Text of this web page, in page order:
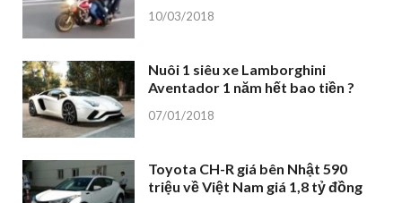
10/03/2018
Nuôi 1 siêu xe Lamborghini
Aventador 1 năm hết bao tiền ?
07/01/2018
Toyota CH-R giá bên Nhật 590
triệu về Việt Nam giá 1,8 tỷ đồng